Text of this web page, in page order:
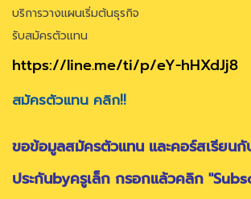
บริการวางแผนเริ่มต้นธุรกิจ
รับสมัครตัวแทน
https://line.me/ti/p/eY-hHXdJj8
สมัครตัวแทน คลิก!!
ขอข้อมูลสมัครตัวแทน และคอร์สเรียน
ประกันbyครูเล็ก กรอกแล้วคลิก